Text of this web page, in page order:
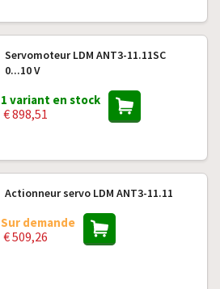
Servomoteur LDM ANT3-11.11SC
0...10 V
1 variant en stock
€ 898,51
Actionneur servo LDM ANT3-11.11
Sur demande
€ 509,26